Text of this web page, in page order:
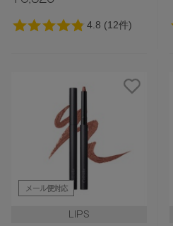
メール便対応
LIPS